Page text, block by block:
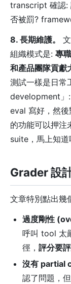
transcript 確認:
否被罰?
8. 長期維護。
組織模式是: 專
和產品團隊貢獻
測試一樣是日
development」:
eval 寫好，然後
的功能可以押
suite，馬上知道
Grader 設
文章特別點出幾
過度剛性
呼叫 tool 太
徑， 評分要
沒有 partial
認了問題，